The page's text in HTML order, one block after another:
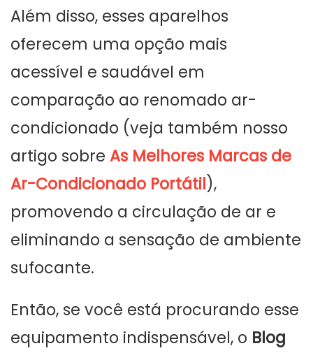
Além disso, esses aparelhos
oferecem uma opção mais
acessível e saudável em
comparação ao renomado ar-
condicionado (veja também nosso
artigo sobre As Melhores Marcas de
Ar-Condicionado Portátil),
promovendo a circulação de ar e
eliminando a sensação de ambiente
sufocante.
Então, se você está procurando esse
equipamento indispensável, o Blog